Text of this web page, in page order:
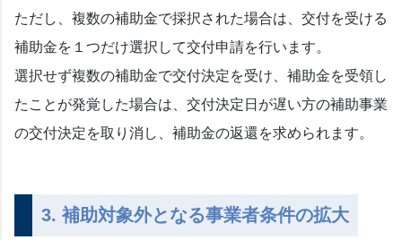
ただし、複数の補助金で採択された場合は、交付を受ける
補助金を１つだけ選択して交付申請を行います。
選択せず複数の補助金で交付決定を受け、補助金を受領し
たことが発覚した場合は、交付決定日が遅い方の補助事業
の交付決定を取り消し、補助金の返還を求められます。
3. 補助対象外となる事業者条件の拡大